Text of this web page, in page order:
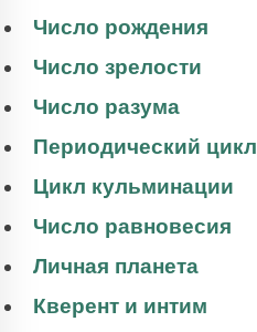
Число рождения
Число зрелости
Число разума
Периодический цикл
Цикл кульминации
Число равновесия
Личная планета
Кверент и интим